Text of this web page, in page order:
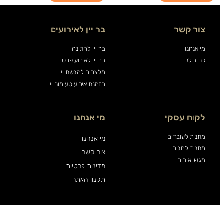
צור קשר
מי אנחנו
כתוב לנו
בר יין לאירועים
בר יין לחתונה
בר יין לאירוע פרטי
מלצרים להגשת יין
הזמנת אירוע טעימות יין
לקוח עסקי
מתנות לעובדים
מתנות לחגים
מגשי אירוח
מי אנחנו
מי אנחנו
צור קשר
מדינות פרטיות
תקנון האתר